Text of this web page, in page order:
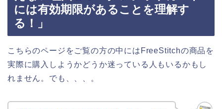
には有効期限があることを理解す
る！」
こちらのページをご覧の方の中にはFreeStitchの商品を
実際に購入しようかどうか迷っている人もいるかもし
れません。でも、、、。